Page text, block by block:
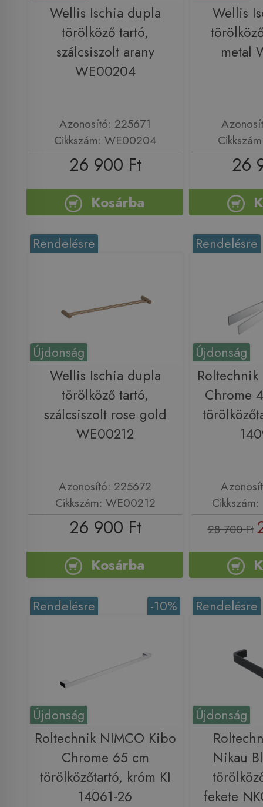
Wellis Ischia dupla
törölköző tartó,
szálcsiszolt arany
WE00204
Azonosító: 225671
Cikkszám: WE00204
26 900 Ft
Kosárba
Wellis
metal
26
Újdonság
Rendelésre
Wellis Ischia dupla
törölköző tartó,
szálcsiszolt rose gold
WE00212
Azonosító: 225672
Cikkszám: WE00212
26 900 Ft
Kosárba
Újdonság
Rendelésre
Chrome
28 700 Ft
Újdonság
-10%
Rendelésre
Roltechnik NIMCO Kibo
Chrome 65 cm
törölközőtartó, króm KI
14061-26
Újdonság
Rendelésre
Nikau
fekete